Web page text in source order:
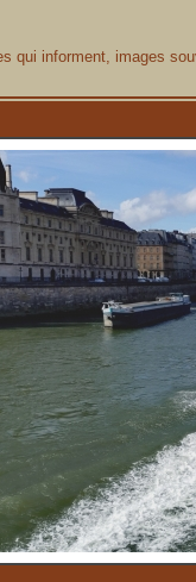
qui informent, images